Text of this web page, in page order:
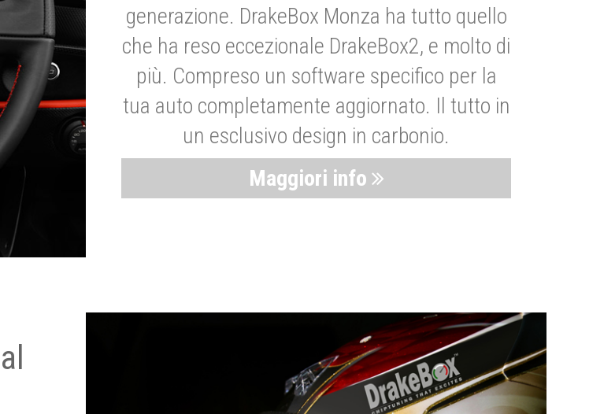
generazione. DrakeBox Monza ha tutto quello
che ha reso eccezionale DrakeBox2, e molto di
più. Compreso un software specifico per la
tua auto completamente aggiornato. Il tutto in
un esclusivo design in carbonio.
Maggiori info